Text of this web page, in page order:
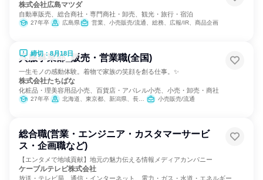
株式会社広島マツダ
自動車販売、総合商社・専門商社・卸売、観光・旅行・宿泊
27年卒 広島県 営業、小売販売/流通、総務、広報/IR、商品企画
締切：8月18日
呉服事業部_販売・営業職(全国)
一生モノの感動体験。着物で家族の笑顔を創る仕事。✨
株式会社たちばな
化粧品・理美容用品小売、百貨店・アパレル小売、小売・卸売・商社
27年卒 北海道、東京都、新潟県、長野県、愛知県 小売販売/流通
総合職(営業・エンジニア・カスタマーサービ
ス・企画職など)
【エンタメで地域貢献】地元の魅力伝える情報メディアカンパニー
ケーブルテレビ株式会社
放送・テレビ局、通信・インターネット、電力・ガス・水道・エネルギー